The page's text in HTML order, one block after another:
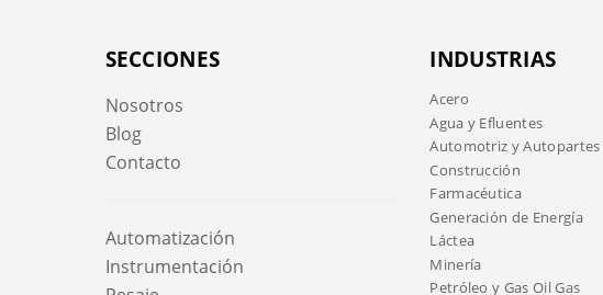
SECCIONES
Nosotros
Blog
Contacto
Automatización
Instrumentación
INDUSTRIAS
Acero
Agua y Efluentes
Automotriz y Autopartes
Construcción
Farmacéutica
Generación de Energía
Láctea
Minería
Petróleo y Gas Oil Gas